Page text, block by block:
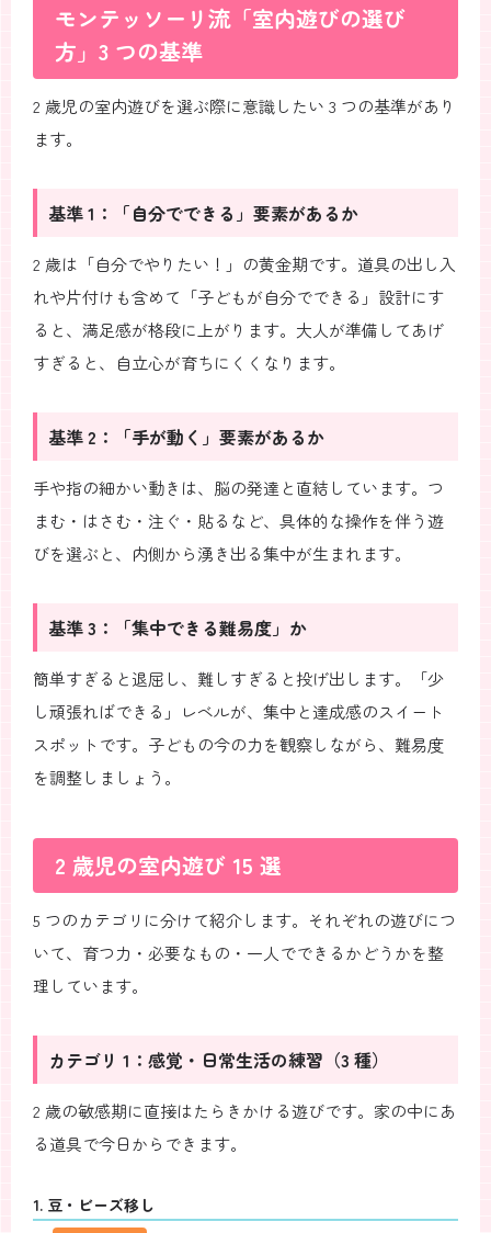
モンテッソーリ流「室内遊びの選び
方」3 つの基準
2 歳児の室内遊びを選ぶ際に意識したい 3 つの基準があり
ます。
基準 1：「自分でできる」要素があるか
2 歳は「自分でやりたい！」の黄金期です。道具の出し入
れや片付けも含めて「子どもが自分でできる」設計にす
ると、満足感が格段に上がります。大人が準備してあげ
すぎると、自立心が育ちにくくなります。
基準 2：「手が動く」要素があるか
手や指の細かい動きは、脳の発達と直結しています。つ
まむ・はさむ・注ぐ・貼るなど、具体的な操作を伴う遊
びを選ぶと、内側から湧き出る集中が生まれます。
基準 3：「集中できる難易度」か
簡単すぎると退屈し、難しすぎると投げ出します。「少
し頑張ればできる」レベルが、集中と達成感のスイート
スポットです。子どもの今の力を観察しながら、難易度
を調整しましょう。
2 歳児の室内遊び 15 選
5 つのカテゴリに分けて紹介します。それぞれの遊びにつ
いて、育つ力・必要なもの・一人でできるかどうかを整
理しています。
カテゴリ 1：感覚・日常生活の練習（3 種）
2 歳の敏感期に直接はたらきかける遊びです。家の中にあ
る道具で今日からできます。
1. 豆・ビーズ移し